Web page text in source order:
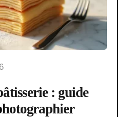
: guide